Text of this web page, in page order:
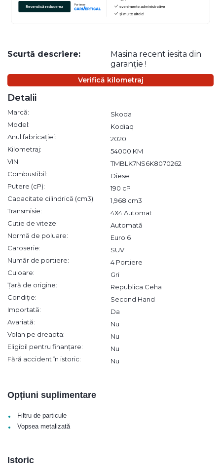
Scurtă descriere:
Masina recent iesita din
garanție !
Verifică kilometraj
Detalii
Marcă:
Skoda
Model:
Kodiaq
Anul fabricației:
2020
Kilometraj:
54000 KM
VIN:
TMBLK7NS6K8070262
Combustibil:
Diesel
Putere (cP):
190 cP
Capacitate cilindrică (cm3):
1,968 cm3
Transmisie:
4X4 Automat
Cutie de viteze:
Automată
Normă de poluare:
Euro 6
Caroserie:
SUV
Număr de portiere:
4 Portiere
Culoare:
Gri
Țară de origine:
Republica Ceha
Condiție:
Second Hand
Importată:
Da
Avariată:
Nu
Volan pe dreapta:
Nu
Eligibil pentru finanțare:
Nu
Fără accident în istoric:
Nu
Opțiuni suplimentare
• Filtru de particule
• Vopsea metalizată
Istoric